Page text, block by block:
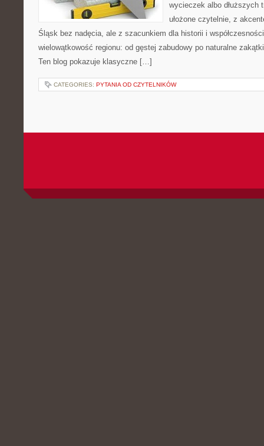
wycieczek albo dłuższych
ułożone czytelnie, z
Śląsk bez nadęcia, ale z szacunkiem dla historii i
wielowątkowość regionu: od gęstej zabudowy po naturalne
Ten blog pokazuje klasyczne […]
CATEGORIES: PYTANIA OD CZYTELNIKÓW